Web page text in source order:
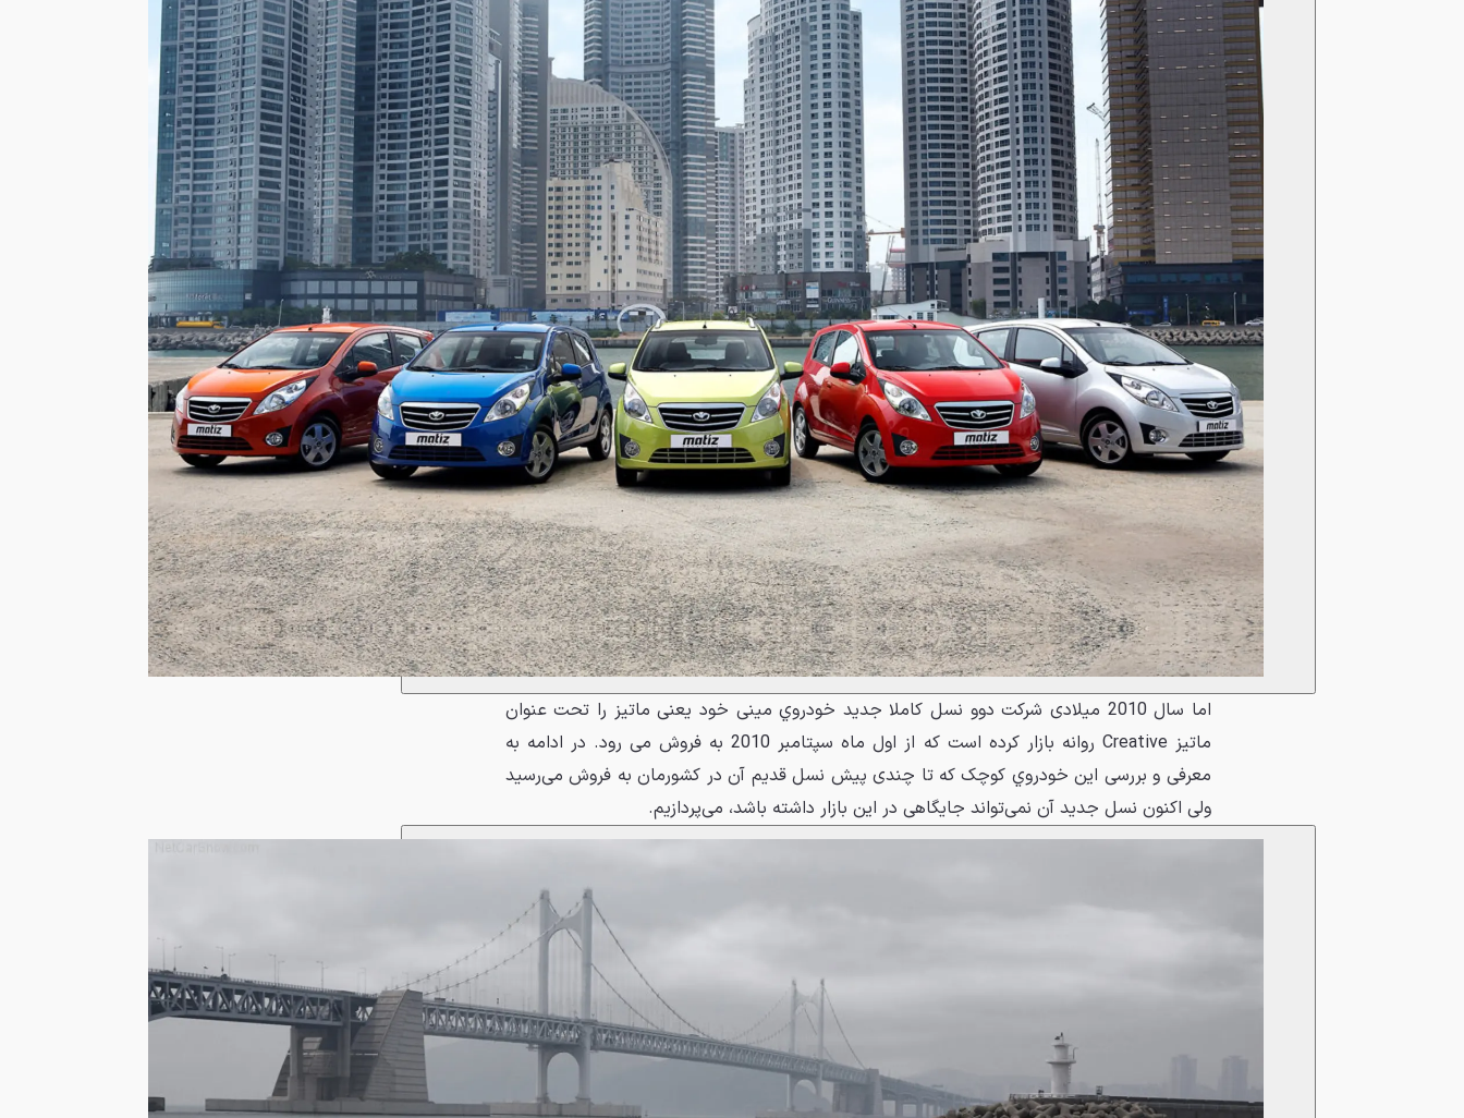
اما سال 2010 میلادی شرکت دوو نسل کاملا جديد خودروي مينی خود يعنی ماتيز را تحت عنوان
ماتيز Creative روانه بازار کرده است که از اول ماه سپتامبر 2010 به فروش می رود. در ادامه به
معرفی و بررسی اين خودروي کوچک که تا چندی پيش نسل قديم آن در کشورمان به فروش می‌رسيد
ولی اکنون نسل جديد آن نمی‌تواند جايگاهی در اين بازار داشته باشد، می‌پردازيم.